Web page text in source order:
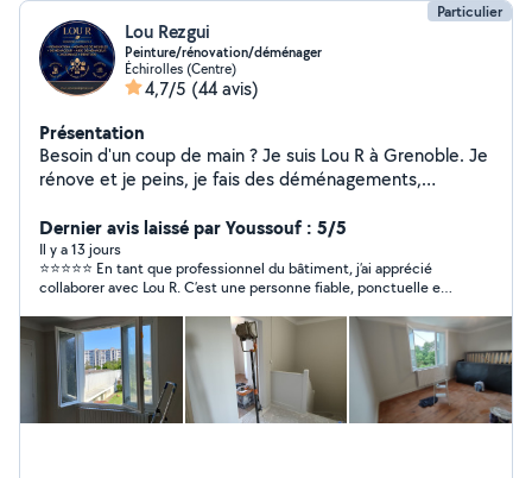
Particulier
Lou Rezgui
Peinture/rénovation/déménager
Échirolles (Centre)
4,7/5 (44 avis)
Présentation
Besoin d'un coup de main ? Je suis Lou R à Grenoble. Je
rénove et je peins, je fais des déménagements,
avec soin. Travail propre, ponctuel et tarifs clairs.
Disponible [jours/heures] devis gratuit sur demande.
Références et photos de chantiers sur mon profil.
Contactez moi pour un rendez vous !
Dernier avis laissé par Youssouf : 5/5
Il y a 13 jours
⭐⭐⭐⭐⭐ En tant que professionnel du bâtiment, j’ai apprécié
collaborer avec Lou R. C’est une personne fiable, ponctuelle et
ambiance et avec le souci du détail. Je recommande sans
hésitation pour tous types de travaux de peinture et de
rénovation. Bonne continuation !